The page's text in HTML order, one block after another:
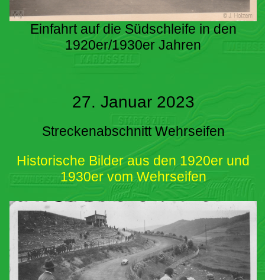
Einfahrt auf die Südschleife in den
1920er/1930er Jahren
27. Januar 2023
Streckenabschnitt Wehrseifen
Historische Bilder aus den 1920er und
1930er vom Wehrseifen